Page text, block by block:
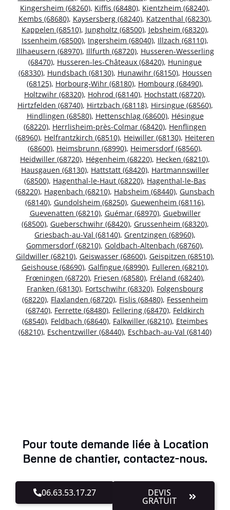
Kingersheim (68260), Kiffis (68480), Kientzheim (68240),
Kembs (68680), Kaysersberg (68240), Katzenthal (68230),
Kappelen (68510), Jungholtz (68500), Jebsheim (68320),
Issenheim (68500), Ingersheim (68040), Illzach (68110),
Illhaeusern (68970), Illfurth (68720), Husseren-Wesserling
(68470), Husseren-les-Châteaux (68420), Huningue
(68330), Hundsbach (68130), Hunawihr (68150), Houssen
(68125), Horbourg-Wihr (68180), Hombourg (68490),
Holtzwihr (68320), Hohrod (68140), Hochstatt (68720),
Hirtzfelden (68740), Hirtzbach (68118), Hirsingue (68560),
Hindlingen (68580), Hettenschlag (68600), Hésingue
(68220), Herrlisheim-près-Colmar (68420), Henflingen
(68960), Helfrantzkirch (68510), Heiwiller (68130), Heiteren
(68600), Heimsbrunn (68990), Heimersdorf (68560),
Heidwiller (68720), Hégenheim (68220), Hecken (68210),
Hausgauen (68130), Hattstatt (68420), Hartmannswiller
(68500), Hagenthal-le-Haut (68220), Hagenthal-le-Bas
(68220), Hagenbach (68210), Habsheim (68440), Gunsbach
(68140), Gundolsheim (68250), Guewenheim (68116),
Guevenatten (68210), Guémar (68970), Guebwiller
(68500), Gueberschwihr (68420), Grussenheim (68320),
Griesbach-au-Val (68140), Grentzingen (68960),
Gommersdorf (68210), Goldbach-Altenbach (68760),
Gildwiller (68210), Geiswasser (68600), Geispitzen (68510),
Geishouse (68690), Galfingue (68990), Fulleren (68210),
Frœningen (68720), Friesen (68580), Fréland (68240),
Franken (68130), Fortschwihr (68320), Folgensbourg
(68220), Flaxlanden (68720), Fislis (68480), Fessenheim
(68740), Ferrette (68480), Fellering (68470), Feldkirch
(68540), Feldbach (68640), Falkwiller (68210), Eteimbes
(68210), Eschentzwiller (68440), Eschbach-au-Val (68140)
Pour toute demande liée à Location
Benne de chantier, contactez-nous.
06.63.53.17.27 DEVIS
GRATUIT